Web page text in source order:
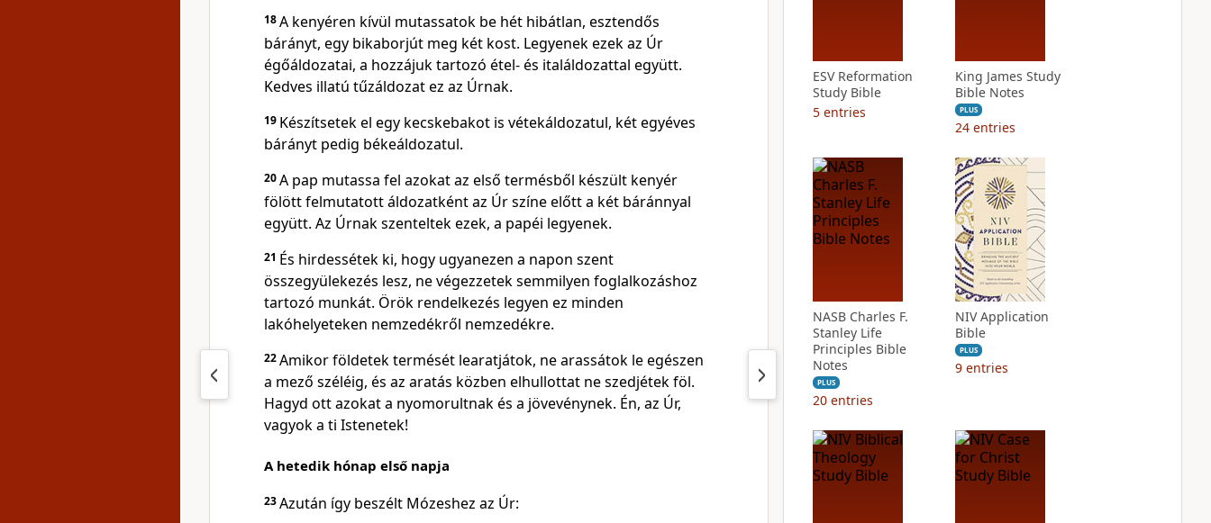
18A kenyéren kívül mutassatok be hét hibátlan, esztendős
bárányt, egy bikaborjút meg két kost. Legyenek ezek az Úr
égőáldozatai, a hozzájuk tartozó étel- és italáldozattal együtt.
Kedves illatú tűzáldozat ez az Úrnak.
19 Készítsetek el egy kecskebakot is vétekáldozatul, két egyéves
bárányt pedig békeáldozatul.
20A pap mutassa fel azokat az első termésből készült kenyér
fölött felmutatott áldozatként az Úr színe előtt a két báránnyal
együtt. Az Úrnak szenteltek ezek, a papéi legyenek.
21 És hirdessétek ki, hogy ugyanezen a napon szent
összegyülekezés lesz, ne végezzetek semmilyen foglalkozáshoz
tartozó munkát. Örök rendelkezés legyen ez minden
lakóhelyeteken nemzedékről nemzedékre.
22Amikor földetek termését learatjátok, ne arassátok le egészen
a mező széléig, és az aratás közben elhullottat ne szedjétek föl.
Hagyd ott azokat a nyomorultnak és a jövevénynek. Én, az Úr,
vagyok a ti Istenetek!
A hetedik hónap első napja
23Azután így beszélt Mózeshez az Úr:
ESV Reformation
Study Bible
5 entries
King James Study
Bible Notes
PLUS
24 entries
NASB Charles F.
Stanley Life
Principles Bible
Notes
PLUS
20 entries
NIV Application
Bible
PLUS
9 entries